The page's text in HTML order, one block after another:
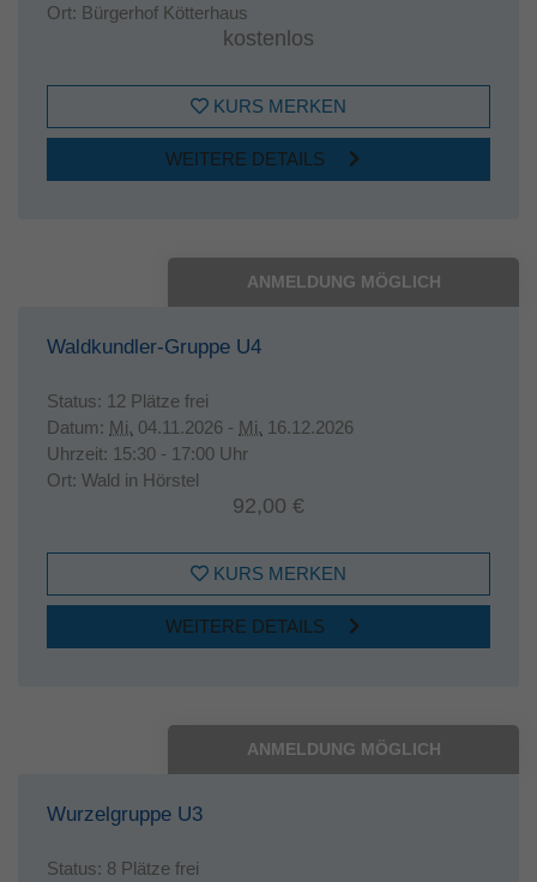
Ort: Bürgerhof Kötterhaus
kostenlos
KURS MERKEN
WEITERE DETAILS
ANMELDUNG MÖGLICH
Waldkundler-Gruppe U4
Status: 12 Plätze frei
Datum: Mi. 04.11.2026 - Mi. 16.12.2026
Uhrzeit: 15:30 - 17:00 Uhr
Ort: Wald in Hörstel
92,00 €
KURS MERKEN
WEITERE DETAILS
ANMELDUNG MÖGLICH
Wurzelgruppe U3
Status: 8 Plätze frei